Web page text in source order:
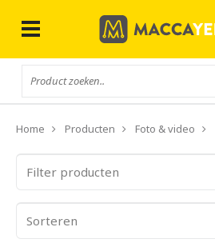
Home Producten Foto & video
Filter producten
Sorteren